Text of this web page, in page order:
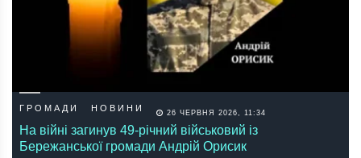
ГРОМАДИ НОВИНИ 26 ЧЕРВНЯ 2026, 11:34
На війні загинув 49-річний військовий із
Бережанської громади Андрій Орисик